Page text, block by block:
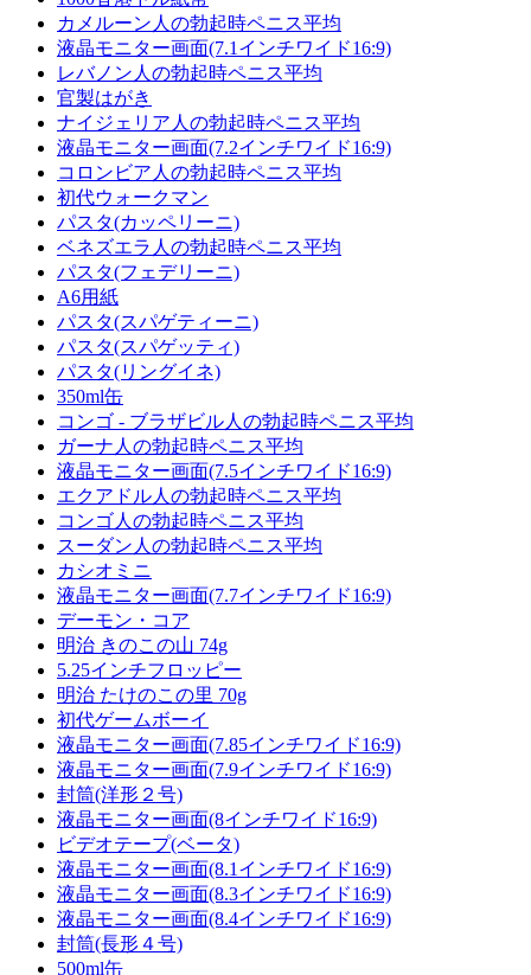
カメルーン人の勃起時ペニス平均
液晶モニター画面(7.1インチワイド16:9)
レバノン人の勃起時ペニス平均
官製はがき
ナイジェリア人の勃起時ペニス平均
液晶モニター画面(7.2インチワイド16:9)
コロンビア人の勃起時ペニス平均
初代ウォークマン
パスタ(カッペリーニ)
ベネズエラ人の勃起時ペニス平均
パスタ(フェデリーニ)
A6用紙
パスタ(スパゲティーニ)
パスタ(スパゲッティ)
パスタ(リングイネ)
350ml缶
コンゴ - ブラザビル人の勃起時ペニス平均
ガーナ人の勃起時ペニス平均
液晶モニター画面(7.5インチワイド16:9)
エクアドル人の勃起時ペニス平均
コンゴ人の勃起時ペニス平均
スーダン人の勃起時ペニス平均
カシオミニ
液晶モニター画面(7.7インチワイド16:9)
デーモン・コア
明治 きのこの山 74g
5.25インチフロッピー
明治 たけのこの里 70g
初代ゲームボーイ
液晶モニター画面(7.85インチワイド16:9)
液晶モニター画面(7.9インチワイド16:9)
封筒(洋形２号)
液晶モニター画面(8インチワイド16:9)
ビデオテープ(ベータ)
液晶モニター画面(8.1インチワイド16:9)
液晶モニター画面(8.3インチワイド16:9)
液晶モニター画面(8.4インチワイド16:9)
封筒(長形４号)
500ml缶